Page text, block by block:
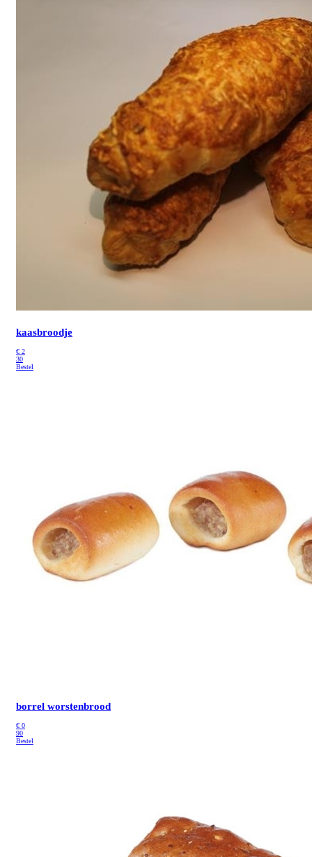
kaasbroodje
€ 2
30
Bestel
borrel worstenbrood
€ 0
90
Bestel